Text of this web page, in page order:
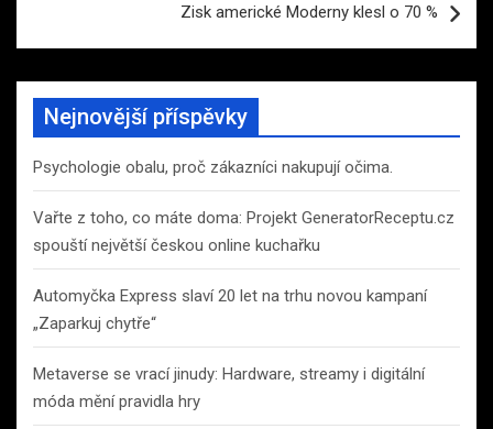
Zisk americké Moderny klesl o 70 %
Nejnovější příspěvky
Psychologie obalu, proč zákazníci nakupují očima.
Vařte z toho, co máte doma: Projekt GeneratorReceptu.cz
spouští největší českou online kuchařku
Automyčka Express slaví 20 let na trhu novou kampaní
„Zaparkuj chytře“
Metaverse se vrací jinudy: Hardware, streamy i digitální
móda mění pravidla hry